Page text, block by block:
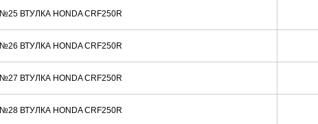
№25 ВТУЛКА HONDA CRF250R
№26 ВТУЛКА HONDA CRF250R
№27 ВТУЛКА HONDA CRF250R
№28 ВТУЛКА HONDA CRF250R